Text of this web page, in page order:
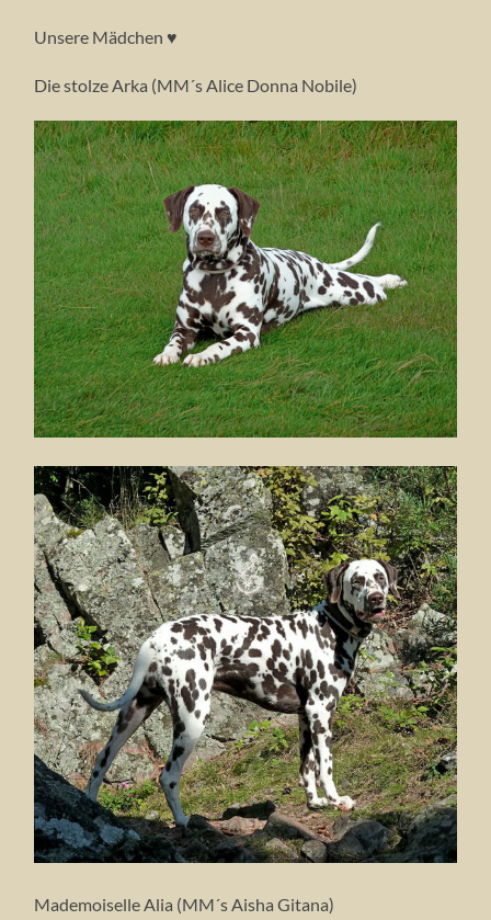
Unsere Mädchen ♥
Die stolze Arka (MM´s Alice Donna Nobile)
Mademoiselle Alia (MM´s Aisha Gitana)